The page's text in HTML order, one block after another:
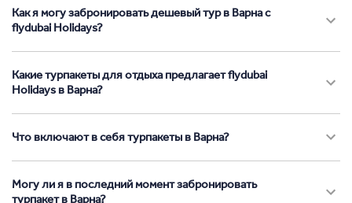
Как я могу забронировать дешевый тур в Варна с
flydubai Holidays?
Какие турпакеты для отдыха предлагает flydubai
Holidays в Варна?
Что включают в себя турпакеты в Варна?
Могу ли я в последний момент забронировать
турпакет в Варна?